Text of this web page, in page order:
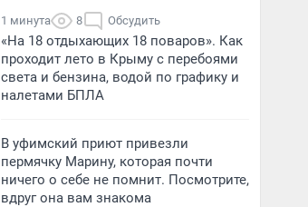
1 минута 8 Обсудить
«На 18 отдыхающих 18 поваров». Как
проходит лето в Крыму с перебоями
света и бензина, водой по графику и
налетами БПЛА
В уфимский приют привезли
пермячку Марину, которая почти
ничего о себе не помнит. Посмотрите,
вдруг она вам знакома